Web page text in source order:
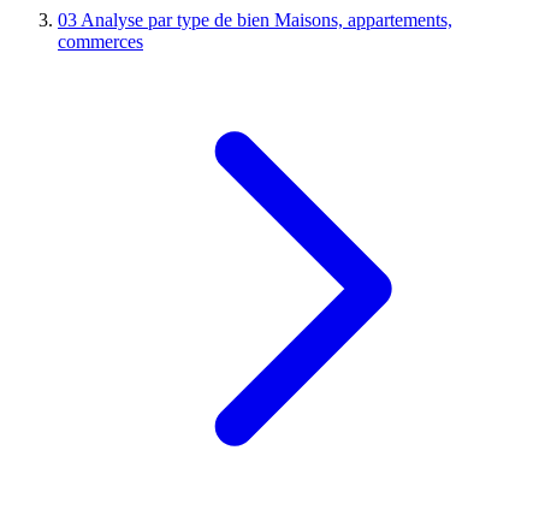
03 Analyse par type de bien Maisons, appartements,
commerces